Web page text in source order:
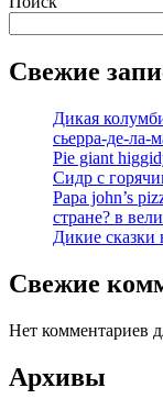
Свежие
Дикая
сьерра-де-ла-
Pie giant
Сидр с
Papa john’s
стране? в
Дикие сказки
Свежие
Нет комментариев
Архивы